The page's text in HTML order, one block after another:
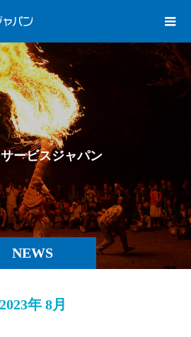
NEWS
ービスジャパンに
2023年 8月